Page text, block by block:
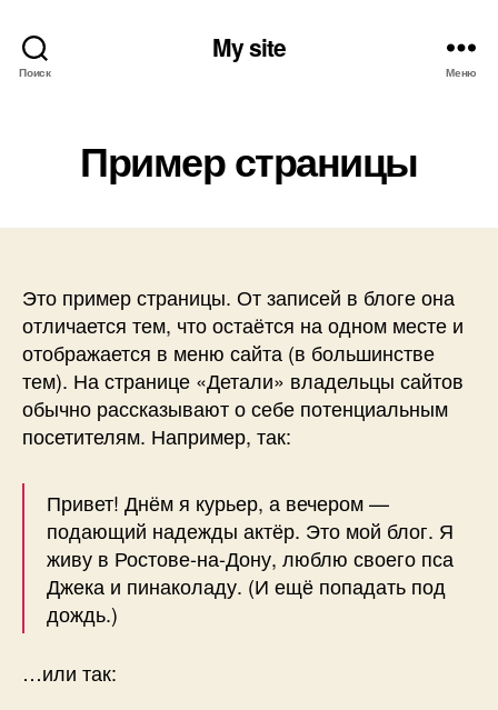
Поиск
My site
Меню
Пример страницы
Это пример страницы. От записей в блоге она
отличается тем, что остаётся на одном месте и
отображается в меню сайта (в большинстве
тем). На странице «Детали» владельцы сайтов
обычно рассказывают о себе потенциальным
посетителям. Например, так:
Привет! Днём я курьер, а вечером —
подающий надежды актёр. Это мой блог. Я
живу в Ростове-на-Дону, люблю своего пса
Джека и пинаколаду. (И ещё попадать под
дождь.)
…или так: